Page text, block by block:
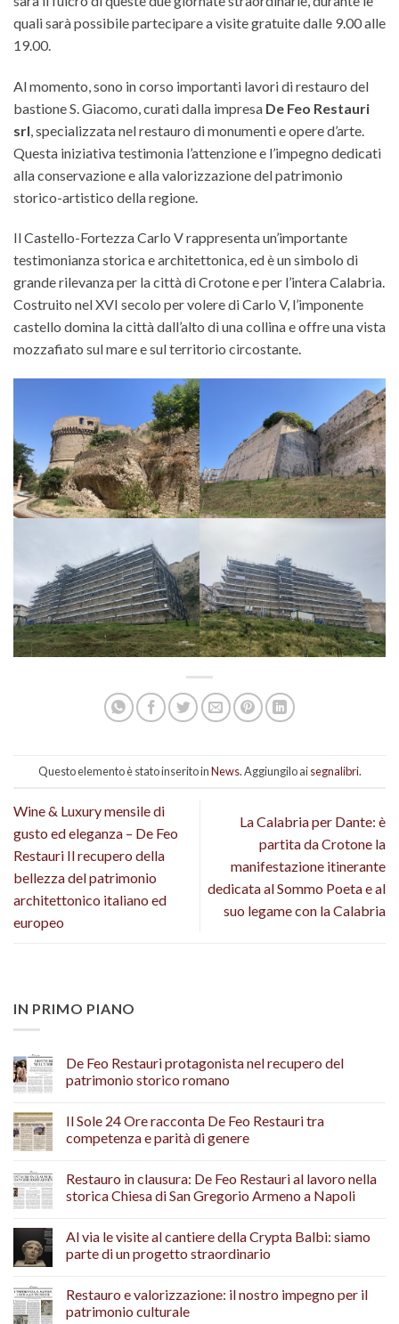
quali sarà possibile partecipare a visite gratuite dalle 9.00 alle
19.00.
Al momento, sono in corso importanti lavori di restauro del
bastione S. Giacomo, curati dalla impresa De Feo Restauri
srl , specializzata nel restauro di monumenti e opere d’arte.
Questa iniziativa testimonia l’attenzione e l’impegno dedicati
alla conservazione e alla valorizzazione del patrimonio
storico-artistico della regione.
Il Castello-Fortezza Carlo V rappresenta un’importante
testimonianza storica e architettonica, ed è un simbolo di
grande rilevanza per la città di Crotone e per l’intera Calabria.
Costruito nel XVI secolo per volere di Carlo V, l’imponente
castello domina la città dall’alto di una collina e offre una vista
mozzafiato sul mare e sul territorio circostante.
Questo elemento è stato inserito inNews. Aggiungilo aisegnalibri.
Wine & Luxury mensile di
gusto ed eleganza – De Feo
Restauri Il recupero della
bellezza del patrimonio
architettonico italiano ed
europeo
La Calabria per Dante: è
partita da Crotone la
manifestazione itinerante
dedicata al Sommo Poeta e al
suo legame con la Calabria
IN PRIMO PIANO
De Feo Restauri protagonista nel recupero del
patrimonio storico romano
Il Sole 24 Ore racconta De Feo Restauri tra
competenza e parità di genere
Restauro in clausura: De Feo Restauri al lavoro nella
storica Chiesa di San Gregorio Armeno a Napoli
Al via le visite al cantiere della Crypta Balbi: siamo
parte di un progetto straordinario
Restauro e valorizzazione: il nostro impegno per il
patrimonio culturale